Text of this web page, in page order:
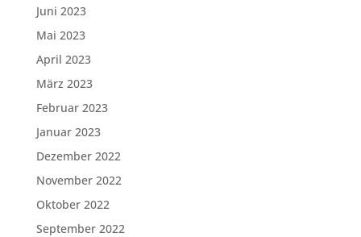
Juni 2023
Mai 2023
April 2023
März 2023
Februar 2023
Januar 2023
Dezember 2022
November 2022
Oktober 2022
September 2022